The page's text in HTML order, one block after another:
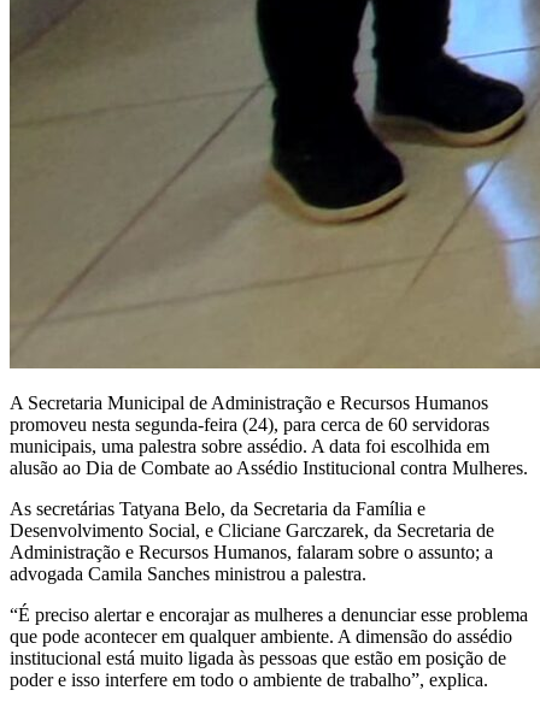
A Secretaria Municipal de Administração e Recursos Humanos
promoveu nesta segunda-feira (24), para cerca de 60 servidoras
municipais, uma palestra sobre assédio. A data foi escolhida em
alusão ao Dia de Combate ao Assédio Institucional contra Mulheres.
As secretárias Tatyana Belo, da Secretaria da Família e
Desenvolvimento Social, e Cliciane Garczarek, da Secretaria de
Administração e Recursos Humanos, falaram sobre o assunto; a
advogada Camila Sanches ministrou a palestra.
“É preciso alertar e encorajar as mulheres a denunciar esse problema
que pode acontecer em qualquer ambiente. A dimensão do assédio
institucional está muito ligada às pessoas que estão em posição de
poder e isso interfere em todo o ambiente de trabalho”, explica.